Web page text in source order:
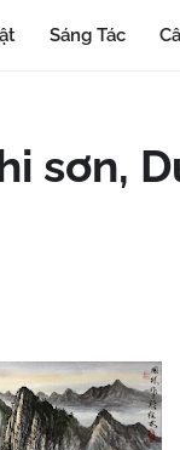
Sáng Tác
sơn,